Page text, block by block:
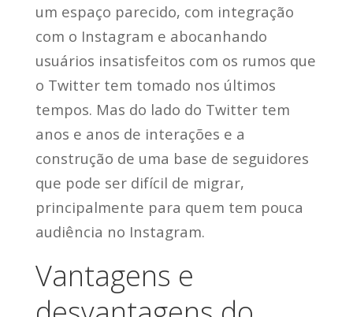
um espaço parecido, com integração
com o Instagram e abocanhando
usuários insatisfeitos com os rumos que
o Twitter tem tomado nos últimos
tempos. Mas do lado do Twitter tem
anos e anos de interações e a
construção de uma base de seguidores
que pode ser difícil de migrar,
principalmente para quem tem pouca
audiência no Instagram.
Vantagens e